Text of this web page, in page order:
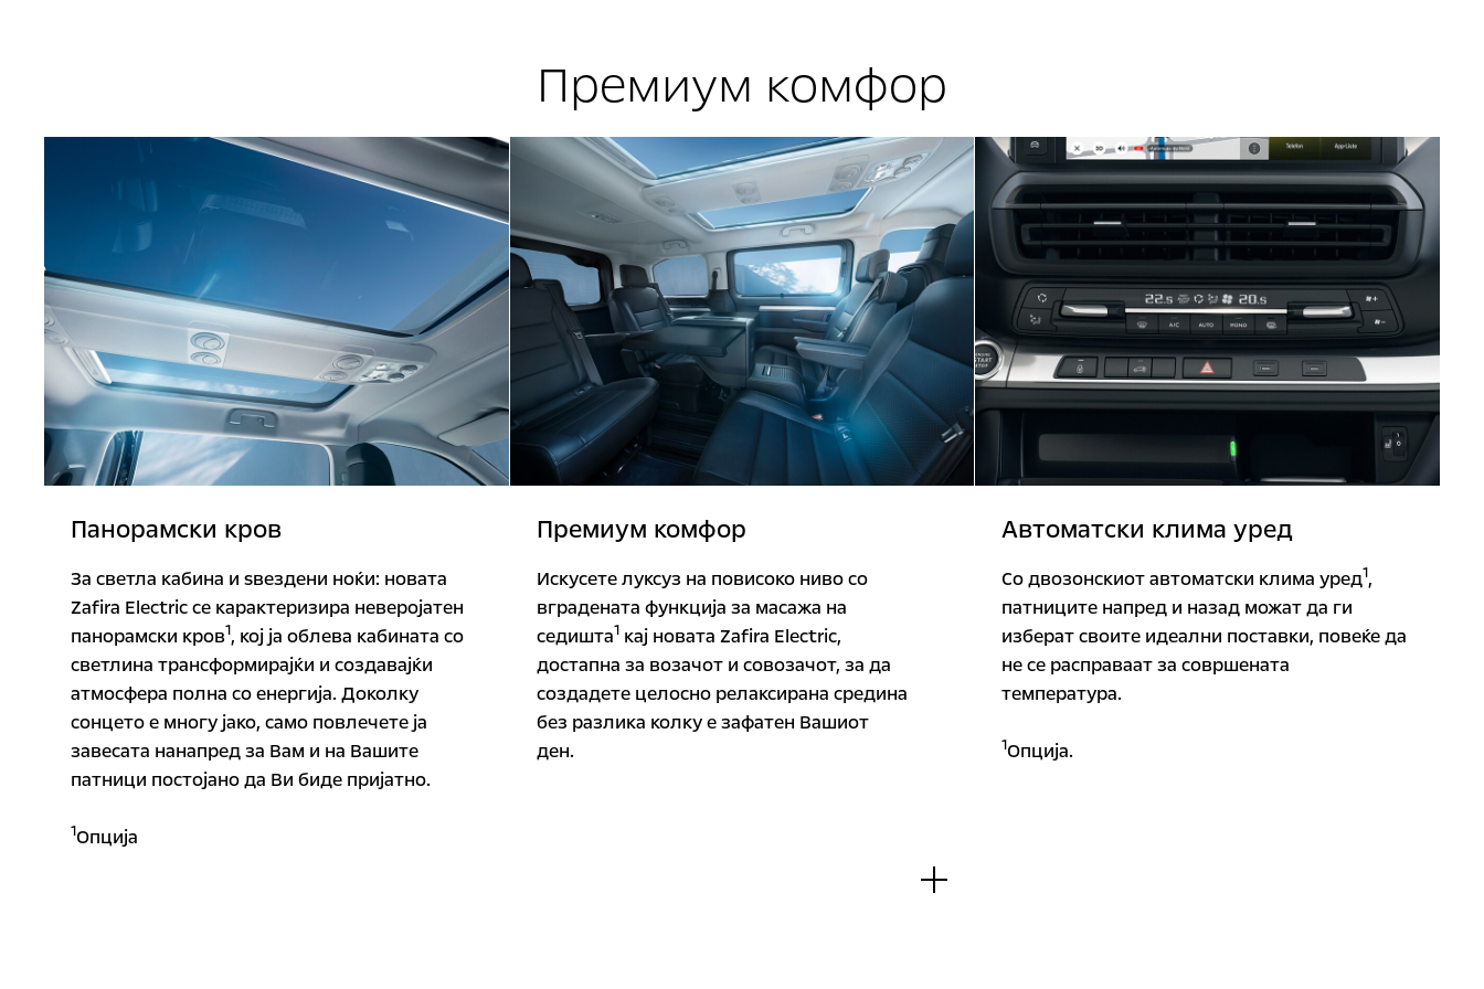
Премиум комфор
Панорамски кров
За светла кабина и ѕвездени ноќи: новата
Zafira Electric се карактеризира неверојатен
панорамски кров1, кој ја облева кабината со
светлина трансформирајќи и создавајќи
атмосфера полна со енергија. Доколку
сонцето е многу јако, само повлечете ја
завесата нанапред за Вам и на Вашите
патници постојано да Ви биде пријатно.
1Oпција
Премиум комфор
Искусете луксуз на повисоко ниво со
вградената функција за масажа на
седишта1кај новата Zafira Electric,
достапна за возачот и совозачот, за да
создадете целосно релаксирана средина
без разлика колку е зафатен Вашиот
ден.
Автоматски клима уред
Со двозонскиот автоматски клима уред1,
патниците напред и назад можат да ги
изберат своите идеални поставки, повеќе да
не се расправаат за совршената
температура.
1Опција.